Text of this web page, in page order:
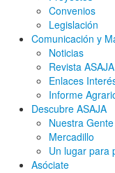
Convenios
Legislación
Comunicación y
Noticias
Revista ASAJA
Enlaces
Informe
Descubre ASAJA
Nuestra Gente
Mercadillo
Un lugar para
Asóciate